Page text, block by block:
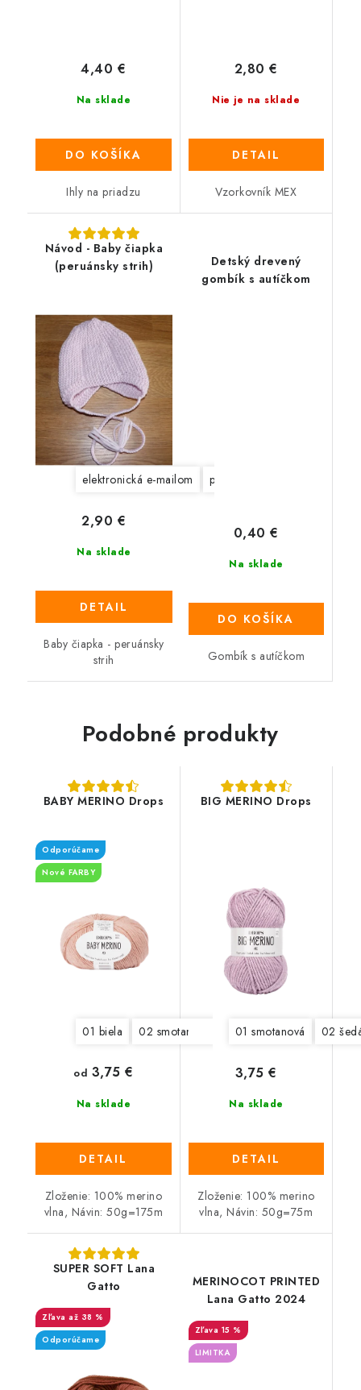
Na sklade
4,40 €
DO KOŠÍKA
Ihly na priadzu
Nie je na sklade
2,80 €
DETAIL
Vzorkovník MEX
Návod - Baby čiapka
(peruánsky strih)
elektronická e-mailom papierová na adresu
Na sklade
2,90 €
DETAIL
Baby čiapka - peruánsky
strih
Detský drevený
gombík s autíčkom
Na sklade
0,40 €
DO KOŠÍKA
Gombík s autíčkom
Podobné produkty
BABY MERINO Drops
Odporúčame
Nové FARBY
01 biela 02 smotanová 03 maslová 04 svetlá
Na sklade
od 3,75 €
DETAIL
Zloženie: 100% merino
vlna, Návin: 50g=175m
BIG MERINO Drops
01 smotanová 02
Na sklade
3,75 €
DETAIL
Zloženie: 100% merino
vlna, Návin: 50g=75m
SUPER SOFT Lana
Gatto
až 38 %
Odporúčame
MERINOCOT PRINTED
Lana Gatto 2024
15 %
LIMITKA